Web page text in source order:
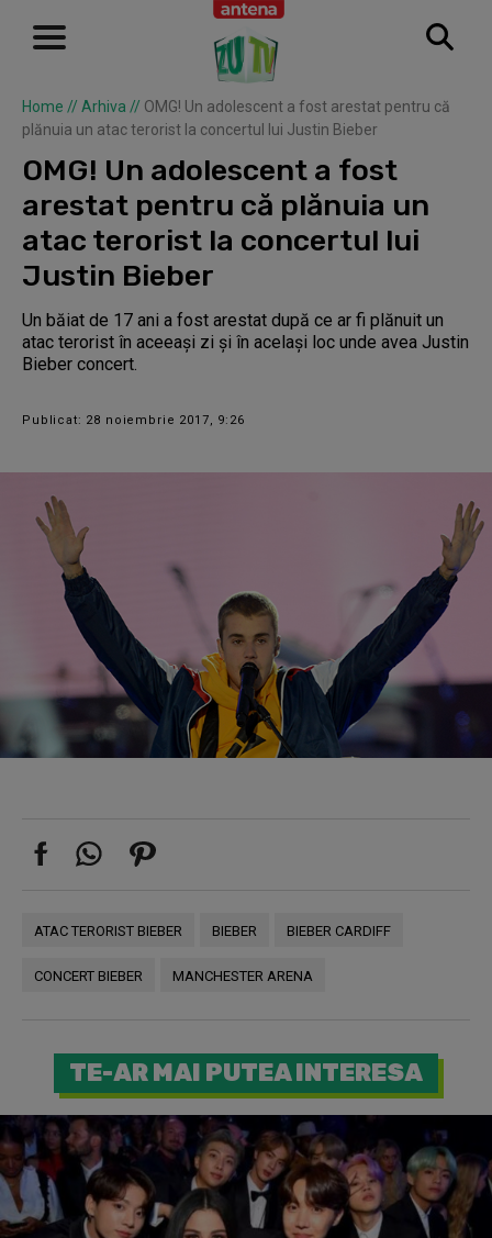
Home // Arhiva // OMG! Un adolescent a fost arestat pentru că
plănuia un atac terorist la concertul lui Justin Bieber
OMG! Un adolescent a fost
arestat pentru că plănuia un
atac terorist la concertul lui
Justin Bieber
Un băiat de 17 ani a fost arestat după ce ar fi plănuit un
atac terorist în aceeași zi și în același loc unde avea Justin
Bieber concert.
Publicat: 28 noiembrie 2017, 9:26
ATAC TERORIST BIEBER BIEBER BIEBER CARDIFF
CONCERT BIEBER MANCHESTER ARENA
TE-AR MAI PUTEA INTERESA